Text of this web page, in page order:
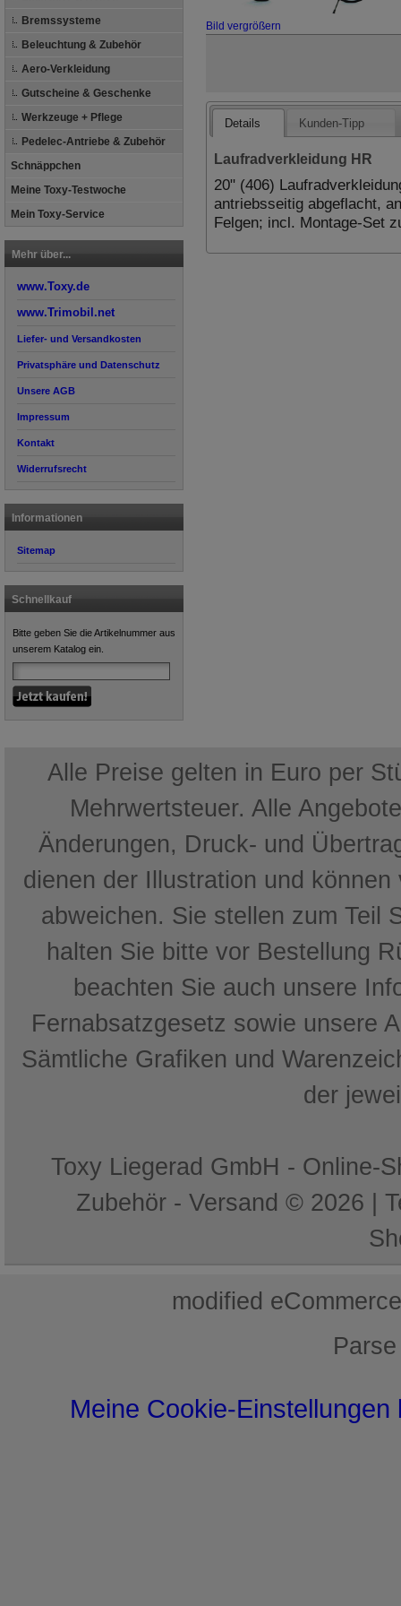
Bremssysteme
Beleuchtung & Zubehör
Aero-Verkleidung
Gutscheine & Geschenke
Werkzeuge + Pflege
Pedelec-Antriebe & Zubehör
Schnäppchen
Meine Toxy-Testwoche
Mein Toxy-Service
Mehr über...
www.Toxy.de
www.Trimobil.net
Liefer- und Versandkosten
Privatsphäre und Datenschutz
Unsere AGB
Impressum
Kontakt
Widerrufsrecht
Informationen
Sitemap
Schnellkauf
Bitte geben Sie die Artikelnummer aus
unserem Katalog ein.
Bild vergrößern
Details Kunden-Tipp
Laufradverkleidung HR
20" (406)
antriebsseitig abgeflacht,
Felgen; incl. Montage-Set
Alle Preise gelten in Euro per
Mehrwertsteuer. Alle
Änderungen, Druck- und
dienen der Illustration und
abweichen. Sie stellen zum Teil
halten Sie bitte vor Bestellung
beachten Sie auch unsere
Fernabsatzgesetz sowie unsere
Sämtliche Grafiken und
der
Toxy Liegerad GmbH - Online-
Zubehör - Versand © 2026 |
mod ified
Meine Cookie-